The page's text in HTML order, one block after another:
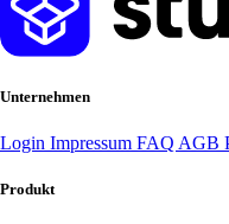
Unternehmen
Login Impressum FAQ AGB
Produkt